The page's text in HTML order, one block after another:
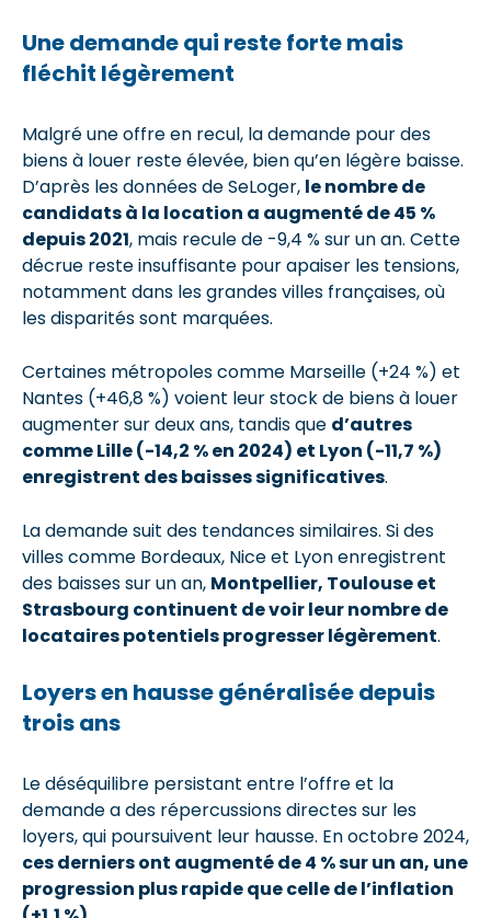
Une demande qui reste forte mais
fléchit légèrement
Malgré une offre en recul, la demande pour des
biens à louer reste élevée, bien qu’en légère baisse.
D’après les données de SeLoger, le nombre de
candidats à la location a augmenté de 45 %
depuis 2021, mais recule de -9,4 % sur un an. Cette
décrue reste insuffisante pour apaiser les tensions,
notamment dans les grandes villes françaises, où
les disparités sont marquées.
Certaines métropoles comme Marseille (+24 %) et
Nantes (+46,8 %) voient leur stock de biens à louer
augmenter sur deux ans, tandis que d’autres
comme Lille (-14,2 % en 2024) et Lyon (-11,7 %)
enregistrent des baisses significatives.
La demande suit des tendances similaires. Si des
villes comme Bordeaux, Nice et Lyon enregistrent
des baisses sur un an, Montpellier, Toulouse et
Strasbourg continuent de voir leur nombre de
locataires potentiels progresser légèrement.
Loyers en hausse généralisée depuis
trois ans
Le déséquilibre persistant entre l’offre et la
demande a des répercussions directes sur les
loyers, qui poursuivent leur hausse. En octobre 2024,
ces derniers ont augmenté de 4 % sur un an, une
progression plus rapide que celle de l’inflation